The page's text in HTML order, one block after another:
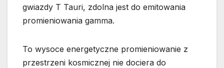
gwiazdy T Tauri, zdolna jest do emitowania
promieniowania gamma.
To wysoce energetyczne promieniowanie z
przestrzeni kosmicznej nie dociera do